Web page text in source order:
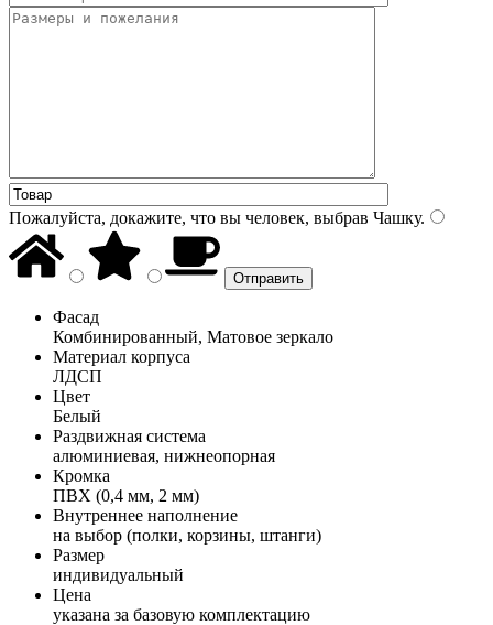
Пожалуйста, докажите, что вы человек, выбрав Чашку.
Фасад
Комбинированный, Матовое зеркало
Материал корпуса
ЛДСП
Цвет
Белый
Раздвижная система
алюминиевая, нижнеопорная
Кромка
ПВХ (0,4 мм, 2 мм)
Внутреннее наполнение
на выбор (полки, корзины, штанги)
Размер
индивидуальный
Цена
указана за базовую комплектацию